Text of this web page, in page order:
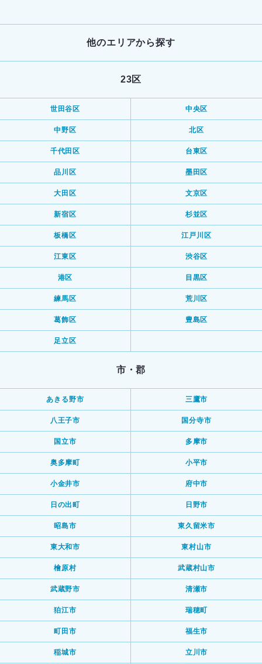
他のエリアから探す
23区
世田谷区 中央区
中野区 北区
千代田区 台東区
品川区 墨田区
大田区 文京区
新宿区 杉並区
板橋区 江戸川区
江東区 渋谷区
港区 目黒区
練馬区 荒川区
葛飾区 豊島区
足立区
市・郡
あきる野市 三鷹市
八王子市 国分寺市
国立市 多摩市
奥多摩町 小平市
小金井市 府中市
日の出町 日野市
昭島市 東久留米市
東大和市 東村山市
檜原村 武蔵村山市
武蔵野市 清瀬市
狛江市 瑞穂町
町田市 福生市
稲城市 立川市